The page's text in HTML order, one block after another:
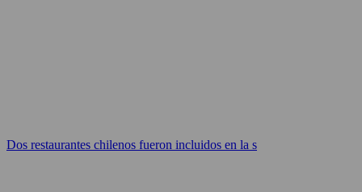
Dos restaurantes chilenos fueron incluidos en la s